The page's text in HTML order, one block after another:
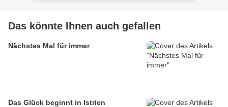
Das könnte Ihnen auch gefallen
Nächstes Mal für immer
Das Glück beginnt in Istrien